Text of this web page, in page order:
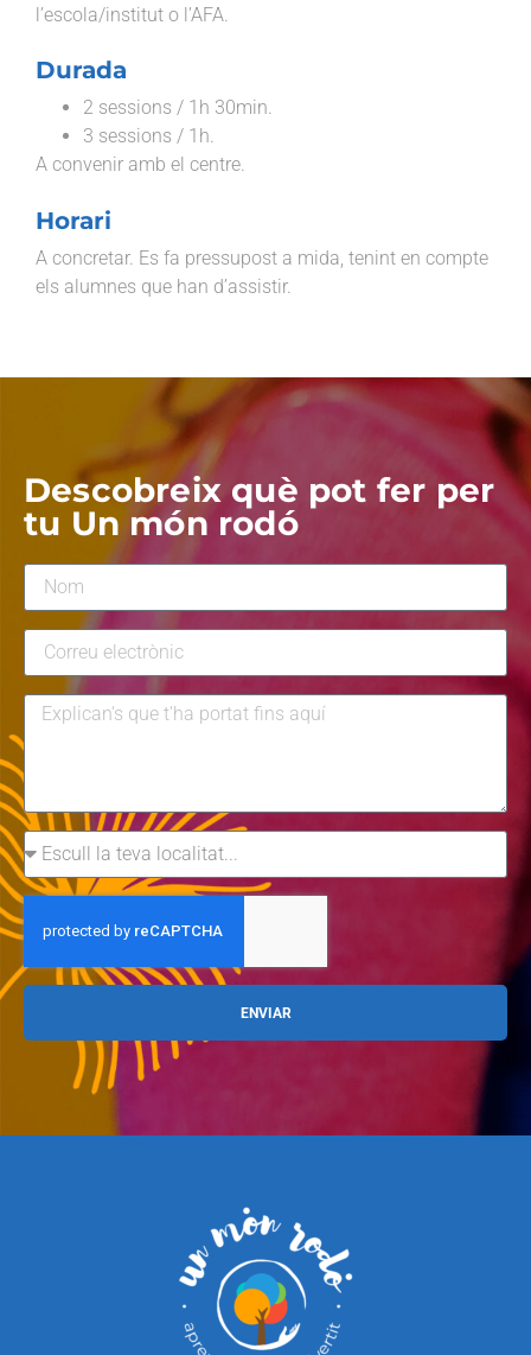
l’escola/institut o l’AFA.
Durada
2 sessions / 1h 30min.
3 sessions / 1h.
A convenir amb el centre.
Horari
A concretar. Es fa pressupost a mida, tenint en compte
els alumnes que han d’assistir.
Descobreix què pot fer per
tu Un món rodó
ENVIAR